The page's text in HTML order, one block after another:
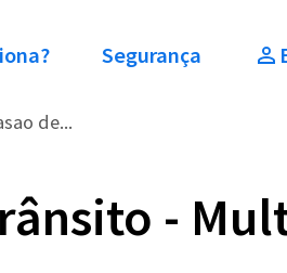
Segurança
de...
-